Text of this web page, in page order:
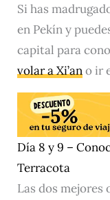
Si has
en Pekín y
capital para
volar a Xi’ano ir
Día 8 y 9 –
Terracota
Las dos mejores